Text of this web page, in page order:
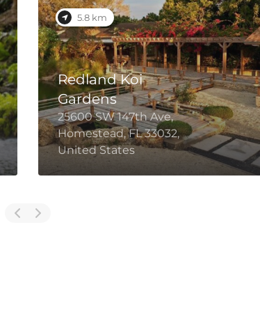
5.8 km
Redland Koi
Gardens
25600 SW 147th Ave,
Homestead, FL 33032,
United States